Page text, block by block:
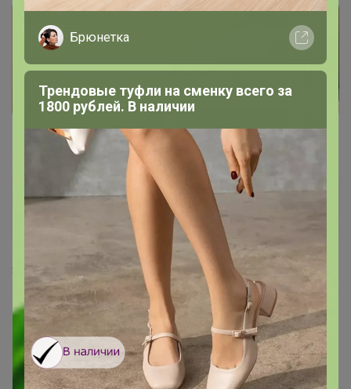
птичье молоко
Великий магистр
8 апреля, 2025 12:29
Брюнетка
Трендовые туфли на сменку всего за
1800 рублей. В наличии